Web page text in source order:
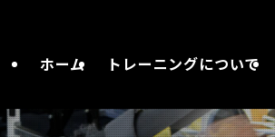
ホーム トレーニングについて